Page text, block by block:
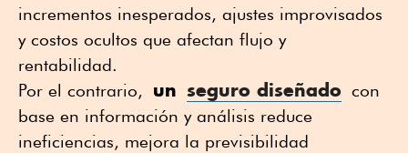
incrementos inesperados, ajustes improvisados
y costos ocultos que afectan flujo y
rentabilidad.
Por el contrario, un seguro diseñado con
base en información y análisis reduce
ineficiencias, mejora la previsibilidad